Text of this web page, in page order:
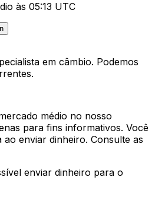
às 05:13 UTC
em câmbio. Podemos
médio no nosso
para fins informativos. Você
ao enviar dinheiro. Consulte as
enviar dinheiro para o